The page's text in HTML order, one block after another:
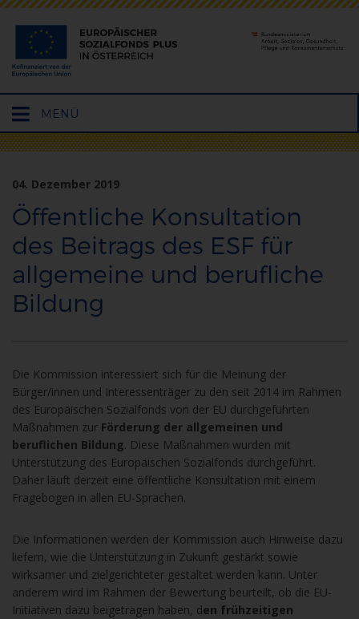
Hauptmenü
öffnen
MENÜ
04. Dezember 2019
Öffentliche Konsultation
des Beitrags des ESF für
allgemeine und berufliche
Bildung
Die Kommission interessiert sich für die Meinung der
Bürger/innen und Interessenträger zu den seit 2014 im Rahmen
des Europäischen Sozialfonds von der EU durchgeführten
Maßnahmen zur Förderung der allgemeinen und
beruflichen Bildung. Diese Maßnahmen wurden mit
Unterstützung des Europäischen Sozialfonds durchgeführt.
Daher läuft derzeit eine öffentliche Konsultation mit einem
Fragebogen in allen EU-Sprachen.
Die Informationen werden der Kommission auch Hinweise dazu
liefern, wie die Unterstützung in Zukunft gestärkt sowie
wirksamer und zielgerichteter gestaltet werden kann. Unter
anderem wird im Rahmen der Bewertung beurteilt, ob die EU-
Initiativen dazu beigetragen haben, den frühzeitigen